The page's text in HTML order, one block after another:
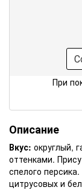
При
Описание
Вкус: округлый,
оттенками.
спелого
цитрусовых и